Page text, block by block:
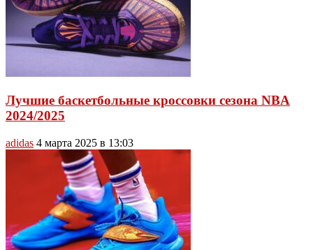
Лучшие баскетбольные кроссовки сезона NBA
2024/2025
adidas 4 марта 2025 в 13:03